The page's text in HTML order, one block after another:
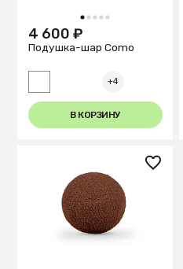
1 2 3 4 5
4 600 ₽
Подушка-шар Como
+4
В КОРЗИНУ